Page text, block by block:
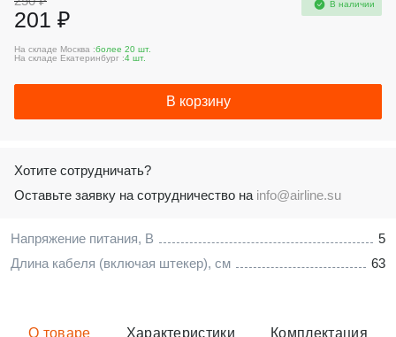
Напряжение питания, В
5
Длина кабеля (включая штекер), см
63
201 ₽
В наличии
На складе Москва :более 20 шт.
На складе Екатеринбург :4 шт.
В корзину
Хотите сотрудничать?
Оставьте заявку на сотрудничество на info@airline.su
О товаре Характеристики Комплектация